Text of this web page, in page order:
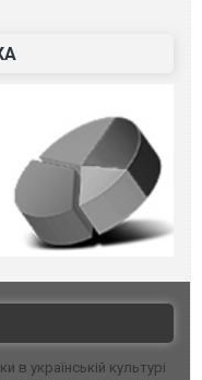
в українській культурі